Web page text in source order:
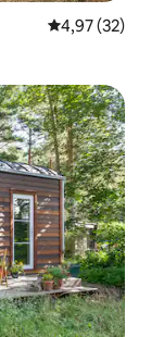
Évaluation
4,97 (32)